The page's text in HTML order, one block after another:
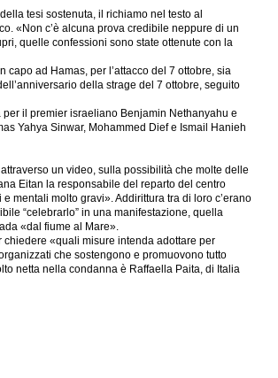
tesi sostenuta, il richiamo nel testo al
«Non c’è alcuna prova credibile neppure di un
quelle confessioni sono state ottenute con la
ad Hamas, per l’attacco del 7 ottobre, sia
della strage del 7 ottobre, seguito
il premier israeliano Benjamin Nethanyahu e
Yahya Sinwar, Mohammed Dief e Ismail Hanieh
un video, sulla possibilità che molte delle
Eitan la responsabile del reparto del centro
mentali molto gravi». Addirittura tra di loro c’erano
“celebrarlo” in una manifestazione, quella
«dal fiume al Mare».
chiedere «quali misure intenda adottare per
che sostengono e promuovono tutto
netta nella condanna è Raffaella Paita, di Italia